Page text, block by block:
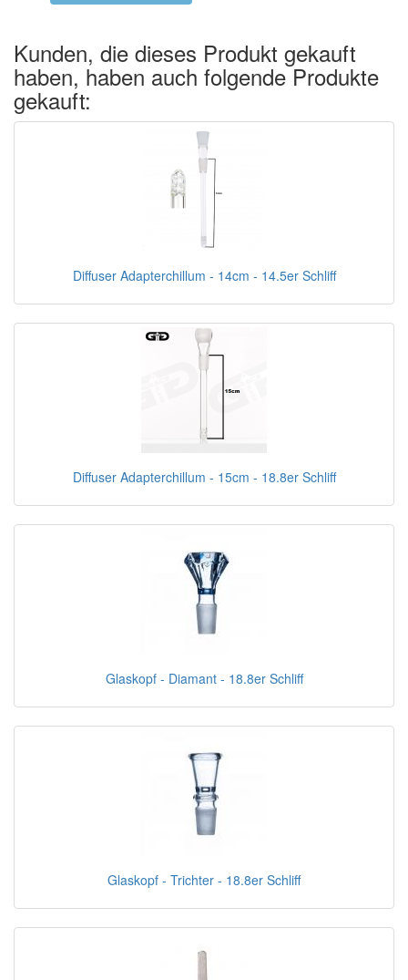
Kunden, die dieses Produkt gekauft
haben, haben auch folgende Produkte
gekauft:
Diffuser Adapterchillum - 14cm - 14.5er Schliff
Diffuser Adapterchillum - 15cm - 18.8er Schliff
Glaskopf - Diamant - 18.8er Schliff
Glaskopf - Trichter - 18.8er Schliff